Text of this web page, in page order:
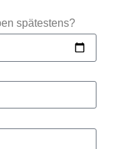
spätestens?